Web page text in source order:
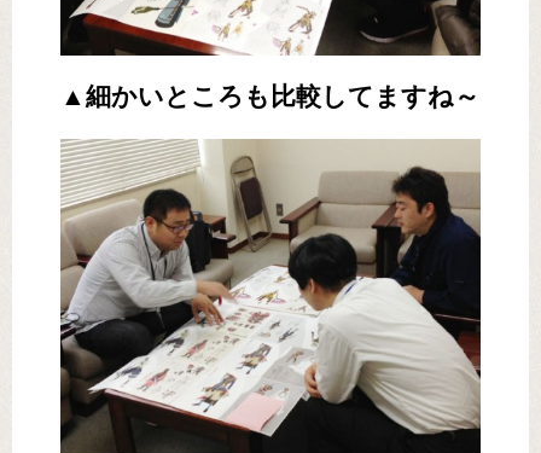
▲細かいところも比較してますね～